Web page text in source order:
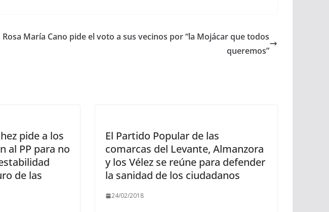
Rosa María Cano pide el voto a sus vecinos por “la Mojácar que todos
queremos”
pide a los
al PP para no
de las
El Partido Popular de las
comarcas del Levante, Almanzora
y los Vélez se reúne para defender
la sanidad de los ciudadanos
24/02/2018